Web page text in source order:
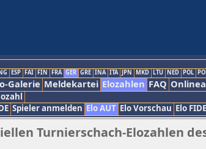
ESP FAI FIN FRA GER GRE INA ITA JPN MKD LTU NED POL
Galerie Meldekartei Elozahlen FAQ
Spieler anmelden Elo AUT Elo Vorschau Elo FIDE
Turnierschach-Elozahlen